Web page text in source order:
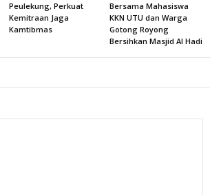
Peulekung, Perkuat
Kemitraan Jaga
Kamtibmas
Bersama Mahasiswa
KKN UTU dan Warga
Gotong Royong
Bersihkan Masjid Al Hadi